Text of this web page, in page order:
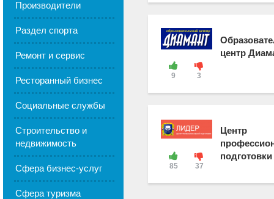
Производители
Раздел спорта
Ремонт и сервис
Ресторанный бизнес
Социальные службы
Строительство и
недвижимость
Сфера бизнес-услуг
Сфера туризма
9 3
центр
85 37
Центр